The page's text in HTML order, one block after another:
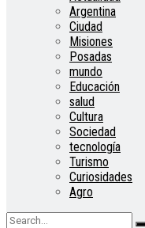
Argentina
Ciudad
Misiones
Posadas
mundo
Educación
salud
Cultura
Sociedad
tecnología
Turismo
Curiosidades
Agro